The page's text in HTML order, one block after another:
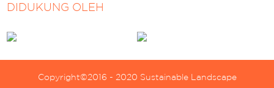
DIDUKUNG OLEH
Copyright©2016 - 2020 Sustainable Landscape